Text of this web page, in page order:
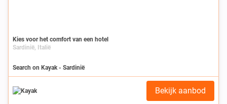
Kies voor het comfort van een hotel
Sardinië, Italië
Search on Kayak - Sardinië
Bekijk aanbod